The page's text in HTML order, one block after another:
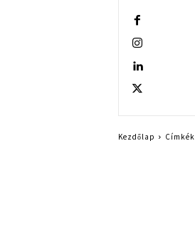
Kezdőlap Címkék